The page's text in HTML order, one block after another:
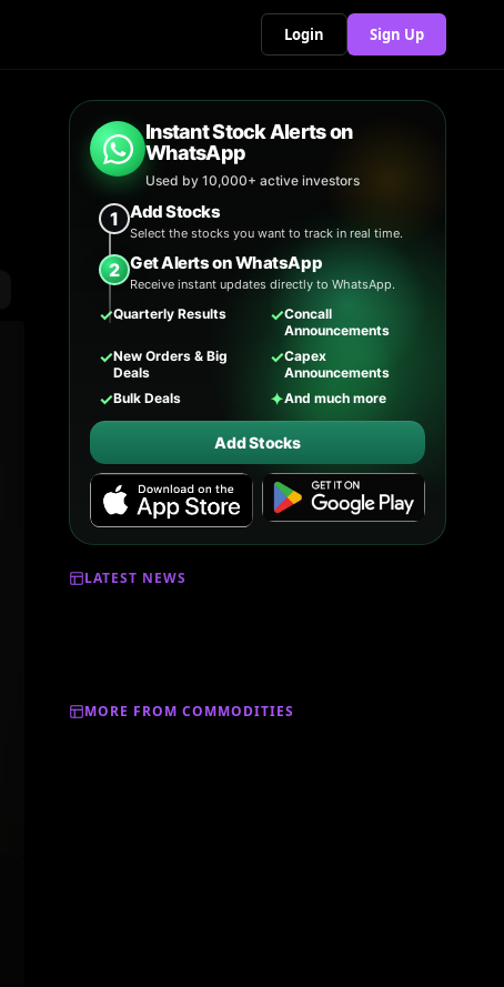
Login Sign Up
Instant Stock Alerts on
WhatsApp
Used by 10,000+ active investors
1 Add Stocks
Select the stocks you want to track in real time.
2 Get Alerts on WhatsApp
Receive instant updates directly to WhatsApp.
✓Quarterly Results ✓Concall
Announcements
✓New Orders & Big
Deals
✓Capex
Announcements
✓Bulk Deals ✦And much more
Add Stocks
LATEST NEWS
MORE FROM COMMODITIES